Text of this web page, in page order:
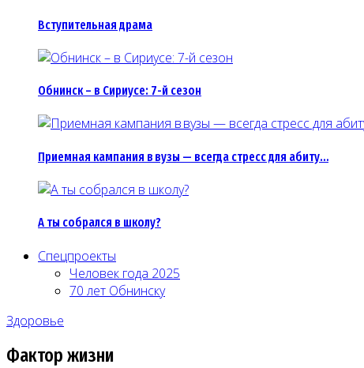
Вступительная драма
Обнинск – в Сириусе: 7-й сезон
Приемная кампания в вузы — всегда стресс для абиту…
А ты собрался в школу?
Спецпроекты
Человек года 2025
70 лет Обнинску
Здоровье
Фактор жизни